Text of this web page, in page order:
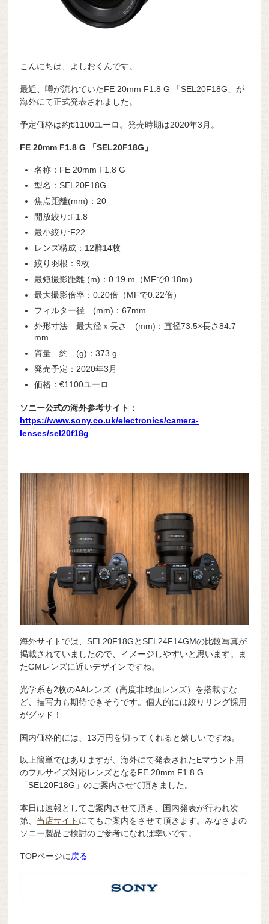
こんにちは、よしおくんです。
最近、噂が流れていたFE 20mm F1.8 G 「SEL20F18G」が
海外にて正式発表されました。
予定価格は約€1100ユーロ。発売時期は2020年3月。
FE 20mm F1.8 G 「SEL20F18G」
名称：FE 20mm F1.8 G
型名：SEL20F18G
焦点距離(mm)：20
開放絞り:F1.8
最小絞り:F22
レンズ構成：12群14枚
絞り羽根：9枚
最短撮影距離 (m)：0.19 m（MFで0.18m）
最大撮影倍率：0.20倍（MFで0.22倍）
フィルター径 (mm)：67mm
外形寸法 最大径ｘ長さ (mm)：直径73.5×長さ84.7
mm
質量 約 (g)：373 g
発売予定：2020年3月
価格：€1100ユーロ
ソニー公式の海外参考サイト：
https://www.sony.co.uk/electronics/camera-
lenses/sel20f18g
海外サイトでは、SEL20F18GとSEL24F14GMの比較写真が
掲載されていましたので、イメージしやすいと思います。ま
たGMレンズに近いデザインですね。
光学系も2枚のAAレンズ（高度非球面レンズ）を搭載すな
ど、描写力も期待できそうです。個人的には絞りリング採用
がグッド！
国内価格的には、13万円を切ってくれると嬉しいですね。
以上簡単ではありますが、海外にて発表されたEマウント用
のフルサイズ対応レンズとなるFE 20mm F1.8 G
「SEL20F18G」のご案内させて頂きました。
本日は速報としてご案内させて頂き、国内発表が行われ次
第、 当店サイト にてもご案内をさせて頂きます。みなさまの
ソニー製品ご検討のご参考になれば幸いです。
TOPページに 戻る